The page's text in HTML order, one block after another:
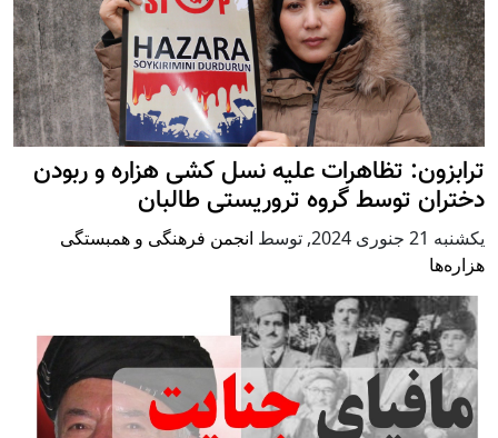
ترابزون: تظاهرات علیه نسل کشی هزاره و ربودن
دختران توسط گروه تروریستی طالبان
يكشنبه 21 جنوری 2024 , توسط انجمن فرهنگی و همبستگی
هزاره‌ها